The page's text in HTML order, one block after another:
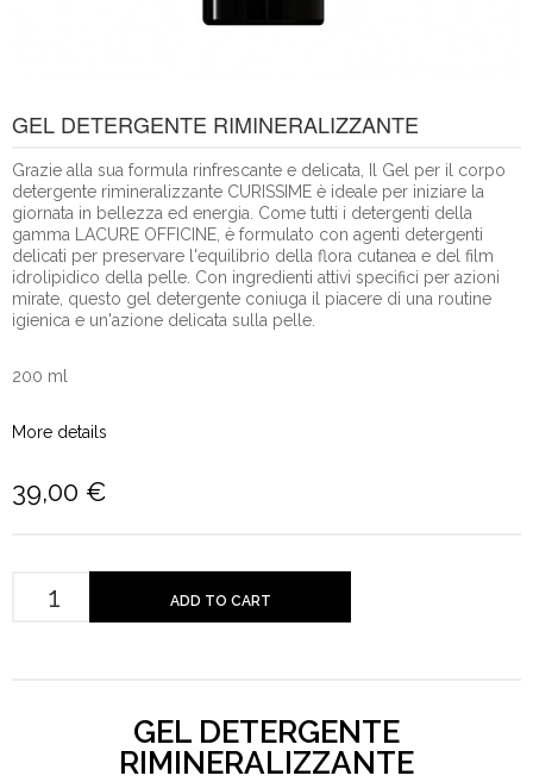
GEL DETERGENTE RIMINERALIZZANTE
Grazie alla sua formula rinfrescante e delicata, Il Gel per il corpo
detergente rimineralizzante CURISSIME è ideale per iniziare la
giornata in bellezza ed energia. Come tutti i detergenti della
gamma LACURE OFFICINE, è formulato con agenti detergenti
delicati per preservare l'equilibrio della flora cutanea e del film
idrolipidico della pelle. Con ingredienti attivi specifici per azioni
mirate, questo gel detergente coniuga il piacere di una routine
igienica e un'azione delicata sulla pelle.
200 ml
More details
39,00 €
ADD TO CART
GEL DETERGENTE
RIMINERALIZZANTE